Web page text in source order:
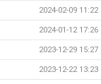
2024-02-09 11:22
2024-01-12 17:26
2023-12-29 15:27
2023-12-22 13:23